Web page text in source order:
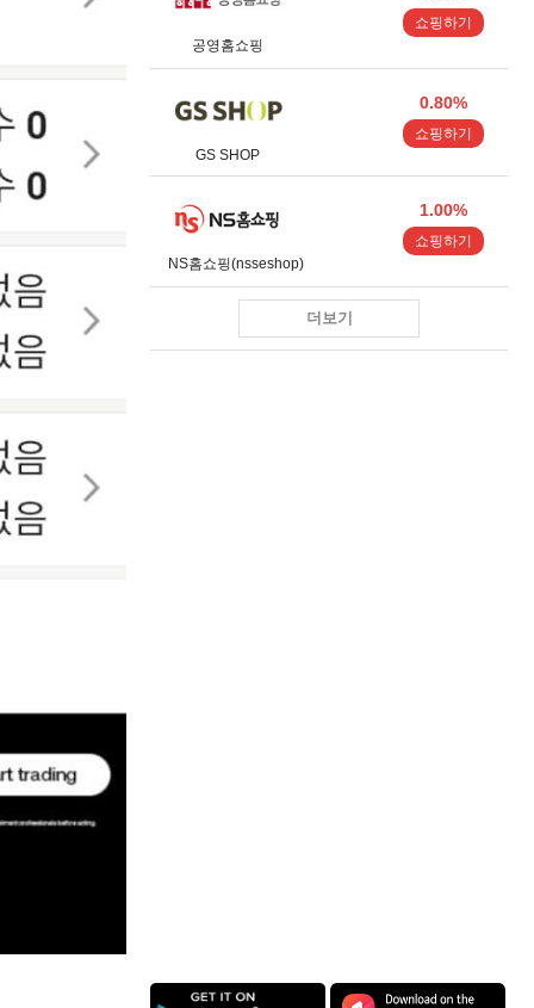
공영홈쇼핑
쇼핑하기
GS SHOP
0.80%
쇼핑하기
NS홈쇼핑(nsseshop)
1.00%
쇼핑하기
더보기